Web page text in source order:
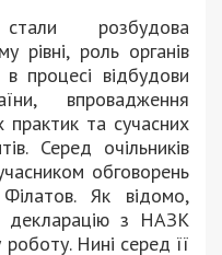
розбудова
рівні, роль органів
процесі відбудови
впровадження
та сучасних
Серед очільників
обговорень
Як відомо,
декларацію з НАЗК
роботу. Нині серед її